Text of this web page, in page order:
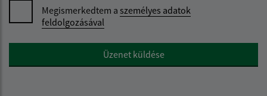
Megismerkedtem a személyes adatok
feldolgozásával
Google reCaptcha ResponseÜzenet küldése